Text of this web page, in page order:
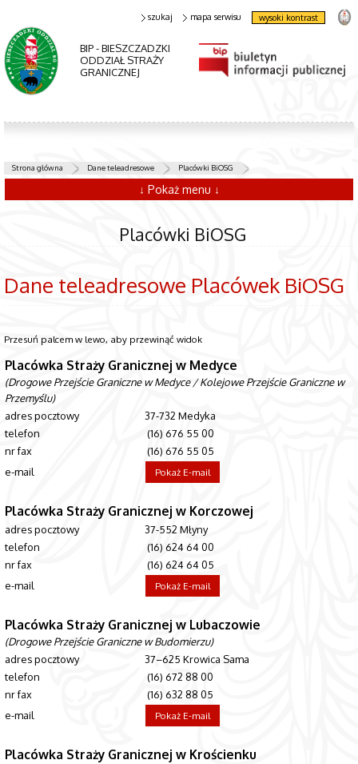
BIP - BIESZCZADZKI
ODDZIAŁ STRAŻY
GRANICZNEJ
szukaj mapa serwisu wysoki kontrast
Strona główna Dane teleadresowe Placówki BiOSG
↓ Pokaż menu ↓
Placówki BiOSG
Dane teleadresowe Placówek BiOSG
Placówka Straży Granicznej w Medyce
(Drogowe Przejście Graniczne w Medyce / Kolejowe Przejście Graniczne w
Przemyślu)
adres pocztowy
37-732 Medyka
telefon
(16) 676 55 00
nr fax
(16) 676 55 05
e-mail
Pokaż E-mail
Placówka Straży Granicznej w Korczowej
adres pocztowy
37-552 Młyny
telefon
(16) 624 64 00
nr fax
(16) 624 64 05
e-mail
Pokaż E-mail
Placówka Straży Granicznej w Lubaczowie
(Drogowe Przejście Graniczne w Budomierzu)
adres pocztowy
37–625 Krowica Sama
telefon
(16) 672 88 00
nr fax
(16) 632 88 05
e-mail
Pokaż E-mail
Placówka Straży Granicznej w Krościenku